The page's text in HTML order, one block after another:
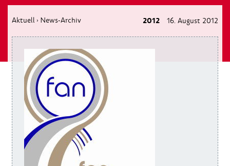
Aktuell › News-Archiv 2012 16. August 2012